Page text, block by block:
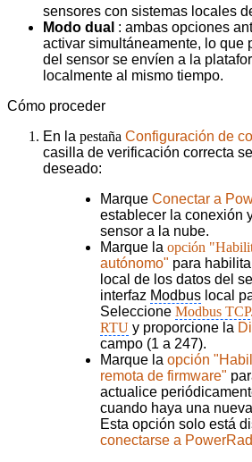
sensores con sistemas locales
Modo dual : ambas opciones
activar simultáneamente, lo que
del sensor se envíen a la
localmente al mismo tiempo.
Cómo proceder
En la pestaña Configuración de
casilla de verificación correcta
deseado:
Marque Conectar a
establecer la conexión
sensor a la nube.
Marque la opción
autónomo" para
local de los datos del
interfaz Modbus local
Seleccione Modbus TCP.
RTU y proporcione la
campo (1 a 247).
Marque la opción
remota de firmware"
actualice
cuando haya una
Esta opción solo está
conectarse a